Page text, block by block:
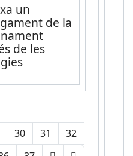
un
de la
de les
30 31
32